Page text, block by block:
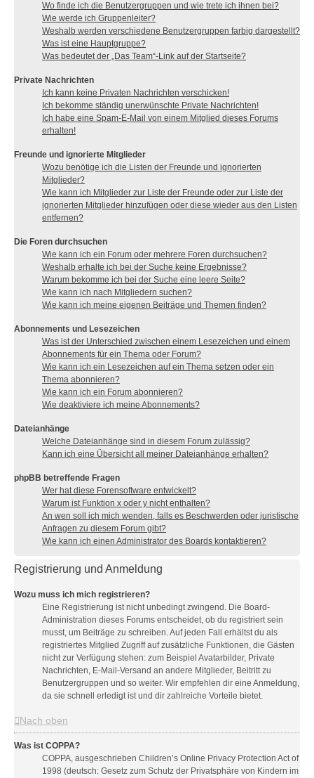
Wo finde ich die Benutzergruppen und wie trete ich ihnen bei?
Wie werde ich Gruppenleiter?
Weshalb werden verschiedene Benutzergruppen farbig dargestellt?
Was ist eine Hauptgruppe?
Was bedeutet der „Das Team“-Link auf der Startseite?
Private Nachrichten
Ich kann keine Privaten Nachrichten verschicken!
Ich bekomme ständig unerwünschte Private Nachrichten!
Ich habe eine Spam-E-Mail von einem Mitglied dieses Forums
erhalten!
Freunde und ignorierte Mitglieder
Wozu benötige ich die Listen der Freunde und ignorierten
Mitglieder?
Wie kann ich Mitglieder zur Liste der Freunde oder zur Liste der
ignorierten Mitglieder hinzufügen oder diese wieder aus den Listen
entfernen?
Die Foren durchsuchen
Wie kann ich ein Forum oder mehrere Foren durchsuchen?
Weshalb erhalte ich bei der Suche keine Ergebnisse?
Warum bekomme ich bei der Suche eine leere Seite?
Wie kann ich nach Mitgliedern suchen?
Wie kann ich meine eigenen Beiträge und Themen finden?
Abonnements und Lesezeichen
Was ist der Unterschied zwischen einem Lesezeichen und einem
Abonnements für ein Thema oder Forum?
Wie kann ich ein Lesezeichen auf ein Thema setzen oder ein
Thema abonnieren?
Wie kann ich ein Forum abonnieren?
Wie deaktiviere ich meine Abonnements?
Dateianhänge
Welche Dateianhänge sind in diesem Forum zulässig?
Kann ich eine Übersicht all meiner Dateianhänge erhalten?
phpBB betreffende Fragen
Wer hat diese Forensoftware entwickelt?
Warum ist Funktion x oder y nicht enthalten?
An wen soll ich mich wenden, falls es Beschwerden oder juristische
Anfragen zu diesem Forum gibt?
Wie kann ich einen Administrator des Boards kontaktieren?
Registrierung und Anmeldung
Wozu muss ich mich registrieren?
Eine Registrierung ist nicht unbedingt zwingend. Die Board-
Administration dieses Forums entscheidet, ob du registriert sein
musst, um Beiträge zu schreiben. Auf jeden Fall erhältst du als
registriertes Mitglied Zugriff auf zusätzliche Funktionen, die Gästen
nicht zur Verfügung stehen: zum Beispiel Avatarbilder, Private
Nachrichten, E-Mail-Versand an andere Mitglieder, Beitritt zu
Benutzergruppen und so weiter. Wir empfehlen dir eine Anmeldung,
da sie schnell erledigt ist und dir zahlreiche Vorteile bietet.
Nach oben
Was ist COPPA?
COPPA, ausgeschrieben Children’s Online Privacy Protection Act of
1998 (deutsch: Gesetz zum Schutz der Privatsphäre von Kindern im